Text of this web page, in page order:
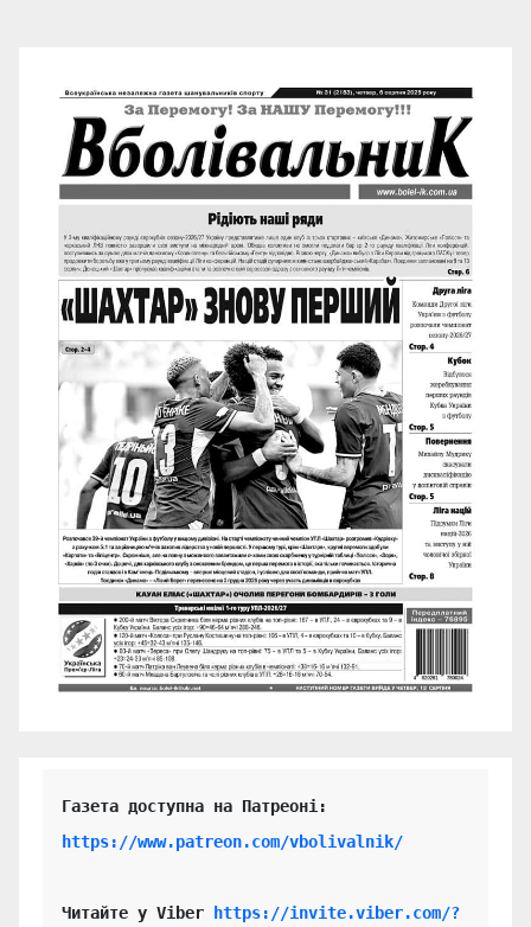
https://www.patreon.com/vbolivalnik/
Читайте у Viber
https://invite.viber.com/?